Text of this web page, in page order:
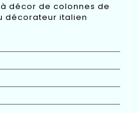
décor de colonnes de
décorateur italien